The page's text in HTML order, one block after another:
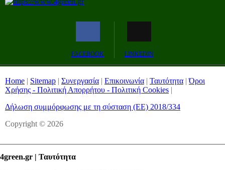
FACEBOOK LINKEDIN
Home | Sitemap | Συνεργασία | Επικοινωνία | Ταυτότητα |Όροι
Χρήσης - Πολιτική Απορρήτου - Πολιτική Cookies |
Δήλωση συμμόρφωσης με τη σύσταση (ΕΕ) 2018/334
Copyright © 2026
4green.gr | Ταυτότητα